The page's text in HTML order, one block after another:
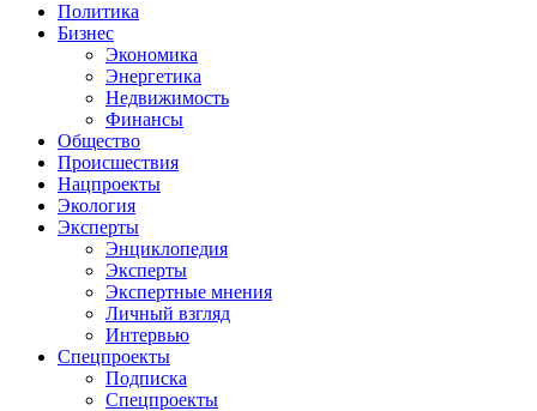
Политика
Бизнес
Экономика
Энергетика
Недвижимость
Финансы
Общество
Происшествия
Нацпроекты
Экология
Эксперты
Энциклопедия
Эксперты
Экспертные мнения
Личный взгляд
Интервью
Спецпроекты
Подписка
Спецпроекты